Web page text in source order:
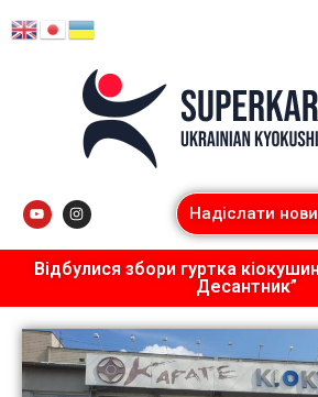
Надіслати
Відбулися збори гуртка
Десантник”